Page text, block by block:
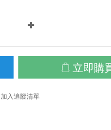
立即購
加入追蹤清單